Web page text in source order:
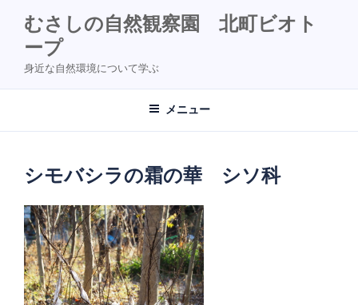
むさしの自然観察園 北町ビオト
ープ
身近な自然環境について学ぶ
メニュー
シモバシラの霜の華 シソ科